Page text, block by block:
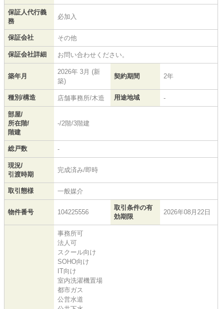
保証人代行義
務
必加入
保証会社 その他
保証会社詳細 お問い合わせください。
築年月
2026年 3月 (新
築)
契約期間 2年
種別/構造 店舗事務所/木造 用途地域 -
部屋/
所在階/
階建
-/2階/3階建
総戸数 -
現況/
引渡時期
完成済み/即時
取引態様 一般媒介
物件番号 104225556
取引条件の有
効期限
2026年08月22日
事務所可
法人可
スクール向け
SOHO向け
IT向け
室内洗濯機置場
都市ガス
公営水道